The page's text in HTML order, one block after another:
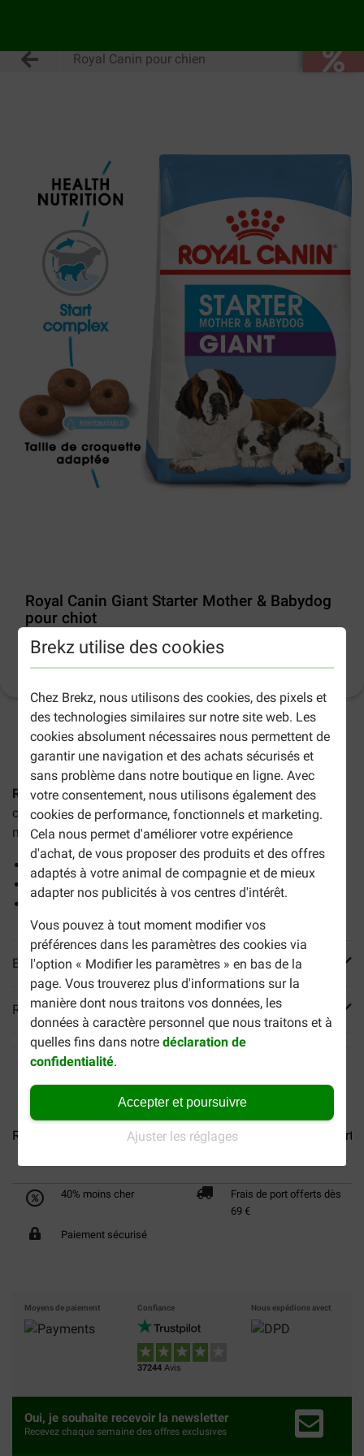
Brekz utilise des cookies
Chez Brekz, nous utilisons des cookies, des pixels et
des technologies similaires sur notre site web. Les
cookies absolument nécessaires nous permettent de
garantir une navigation et des achats sécurisés et
sans problème dans notre boutique en ligne. Avec
votre consentement, nous utilisons également des
cookies de performance, fonctionnels et marketing.
Cela nous permet d'améliorer votre expérience
d'achat, de vous proposer des produits et des offres
adaptés à votre animal de compagnie et de mieux
adapter nos publicités à vos centres d'intérêt.
Vous pouvez à tout moment modifier vos
préférences dans les paramètres des cookies via
l'option « Modifier les paramètres » en bas de la
page. Vous trouverez plus d'informations sur la
manière dont nous traitons vos données, les
données à caractère personnel que nous traitons et à
quelles fins dans notredéclaration de
confidentialité.
Accepter et poursuivre
Ajuster les réglages
Royal Canin pour chien
Royal Canin Giant Starter Mother & Babydog
pour chiot
(9) Informations sur le produit
2-5 jours ouvrables estimés, sauf indication contraire.
Royal Canin Giant Starter Mother & Babydogpour
chiot est une nourriture spéciale, conçue à la fois pour la
mère et pour ses chiots :
Soutien de la gestation/lactation
Relais idéal du lait maternel
Réhydratation facile
En savoir plus
Reviews
Royal Canin Mini Ageing 12+... Royal Canin Medium
40% moins cher
Frais de port offerts dès
69 €
Paiement sécurisé
Moyens de paiement Confiance
37244 Avis
Nous expédions avect
Oui, je souhaite recevoir la newsletter
Recevez chaque semaine des offres exclusives